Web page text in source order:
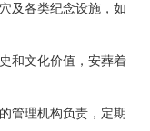
及各类纪念设施，如
和文化价值，安葬着
管理机构负责，定期